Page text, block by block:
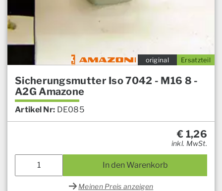
Ersatzteil
original
Sicherungsmutter Iso 7042 - M16 8 -
A2G Amazone
Artikel Nr: DE085
€ 1,26
inkl. MwSt.
In den Warenkorb
Meinen Preis anzeigen